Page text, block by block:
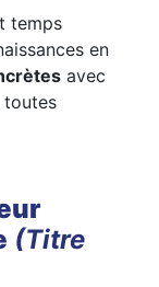
temps
en
avec
toutes
(Titre